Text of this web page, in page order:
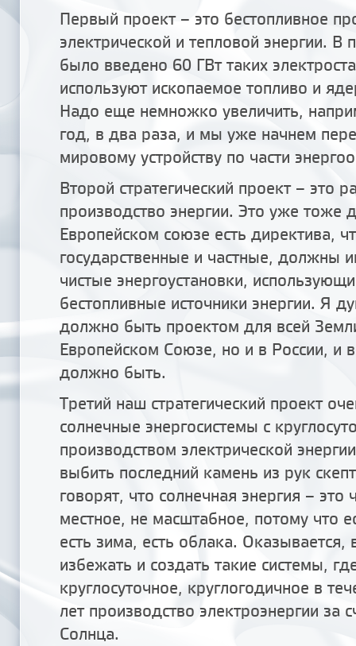
Первый проект – это бестопливное
электрической и тепловой энергии.
было введено 60 ГВт таких
используют ископаемое топливо и
Надо еще немножко увеличить,
год, в два раза, и мы уже начнем
мировому устройству по части
Второй стратегический проект – это
производство энергии. Это уже тоже
Европейском союзе есть директива,
государственные и частные, должны
чистые энергоустановки,
бестопливные источники энергии. Я
должно быть проектом для всей
Европейском Союзе, но и в России, и
должно быть.
Третий наш стратегический проект
солнечные энергосистемы с
производством электрической
выбить последний камень из рук
говорят, что солнечная энергия – это
местное, не масштабное, потому что
есть зима, есть облака. Оказывается,
избежать и создать такие системы,
круглосуточное, круглогодичное в
лет производство электроэнергии за
Солнца.